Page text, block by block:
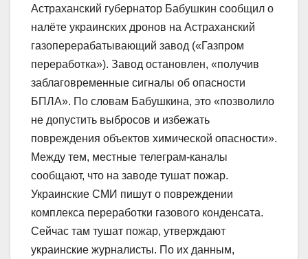
Астраханский губернатор Бабушкин сообщил о
налёте украинских дронов на Астраханский
газоперерабатывающий завод («Газпром
переработка»). Завод остановлен, «получив
заблаговременные сигналы об опасности
БПЛА». По словам Бабушкина, это «позволило
не допустить выбросов и избежать
повреждения объектов химической опасности».
Между тем, местные телеграм-каналы
сообщают, что на заводе тушат пожар.
Украинские СМИ пишут о повреждении
комплекса переработки газового конденсата.
Сейчас там тушат пожар, утверждают
украинские журналисты. По их данным,